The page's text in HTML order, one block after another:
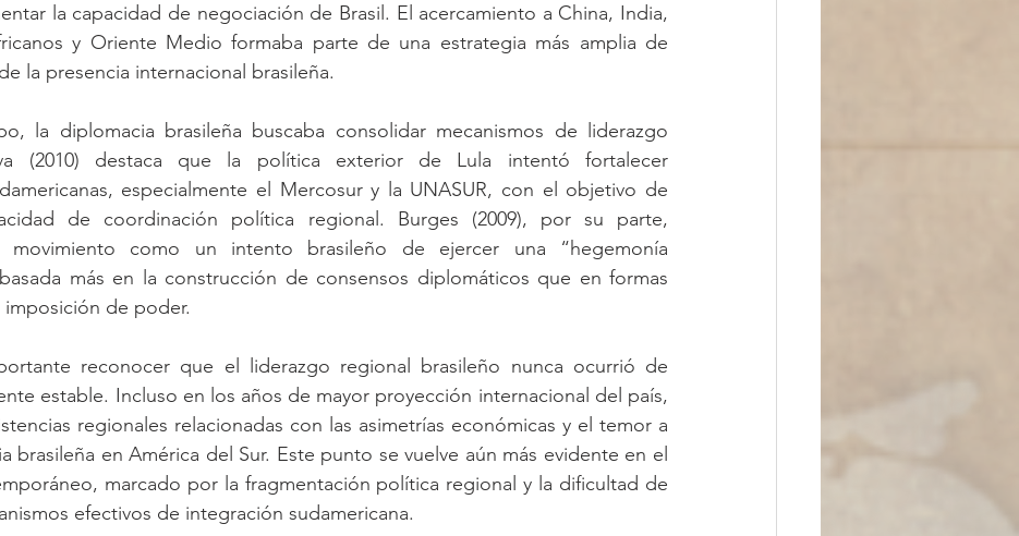
la capacidad de negociación de Brasil. El acercamiento a China, India,
y Oriente Medio formaba parte de una estrategia más amplia de
la presencia internacional brasileña.
la diplomacia brasileña buscaba consolidar mecanismos de liderazgo
(2010) destaca que la política exterior de Lula intentó fortalecer
especialmente el Mercosur y la UNASUR, con el objetivo de
de coordinación política regional. Burges (2009), por su parte,
movimiento como un intento brasileño de ejercer una “hegemonía
más en la construcción de consensos diplomáticos que en formas
de poder.
reconocer que el liderazgo regional brasileño nunca ocurrió de
estable. Incluso en los años de mayor proyección internacional del país,
regionales relacionadas con las asimetrías económicas y el temor a
brasileña en América del Sur. Este punto se vuelve aún más evidente en el
marcado por la fragmentación política regional y la dificultad de
efectivos de integración sudamericana.